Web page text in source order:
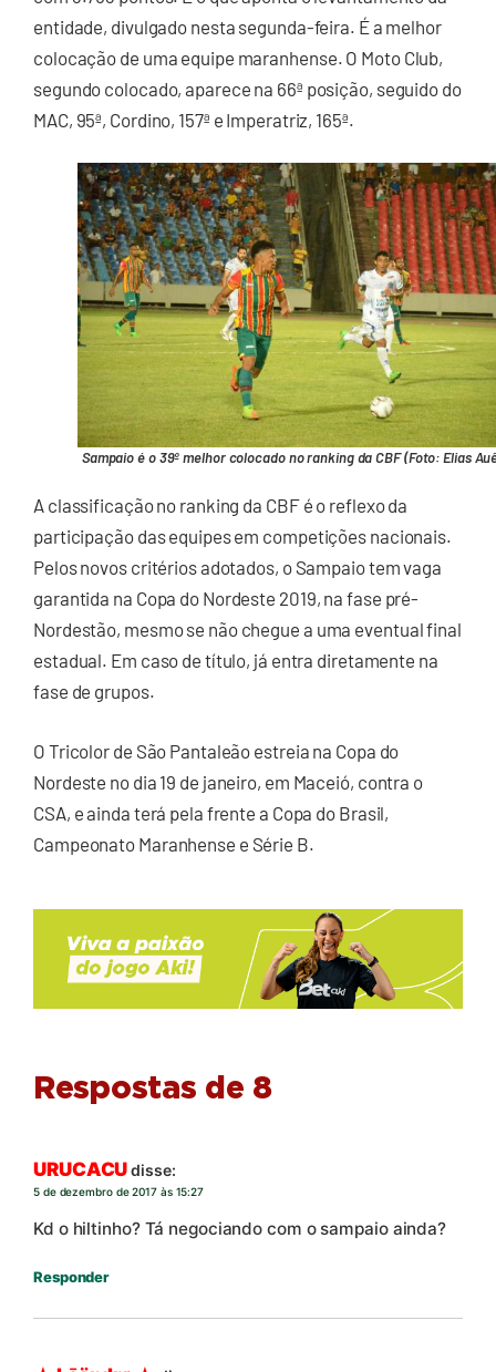
entidade, divulgado nesta segunda-feira. É a melhor
colocação de uma equipe maranhense. O Moto Club,
segundo colocado, aparece na 66ª posição, seguido do
MAC, 95ª, Cordino, 157ª e Imperatriz, 165ª.
Sampaio é o 39º melhor colocado no ranking da CBF (Foto: Elias
A classificação no ranking da CBF é o reflexo da
participação das equipes em competições nacionais.
Pelos novos critérios adotados, o Sampaio tem vaga
garantida na Copa do Nordeste 2019, na fase pré-
Nordestão, mesmo se não chegue a uma eventual final
estadual. Em caso de título, já entra diretamente na
fase de grupos.
O Tricolor de São Pantaleão estreia na Copa do
Nordeste no dia 19 de janeiro, em Maceió, contra o
CSA, e ainda terá pela frente a Copa do Brasil,
Campeonato Maranhense e Série B.
Respostas de 8
URUCACUdisse:
5 de dezembro de 2017 às 15:27
Kd o hiltinho? Tá negociando com o sampaio ainda?
Responder